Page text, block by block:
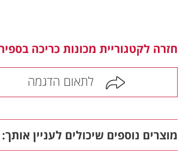
חזרה לקטגוריית מכונות כריכה
לתאום הדגמה
מוצרים נוספים שיכולים לעניין אותך: